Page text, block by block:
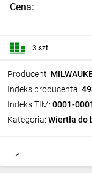
Producent:
Indeks producenta:
Indeks TIM: 0001-
Kategoria: Wiertła do
Cena:
3 szt.